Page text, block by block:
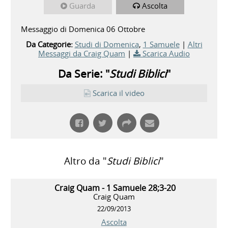
Guarda Ascolta
Messaggio di Domenica 06 Ottobre
Da Categorie: Studi di Domenica, 1 Samuele| Altri
Messaggi da Craig Quam | Scarica Audio
Da Serie: "Studi Biblici"
Scarica il video
Altro da "Studi Biblici"
Craig Quam - 1 Samuele 28;3-20
Craig Quam
22/09/2013
Ascolta